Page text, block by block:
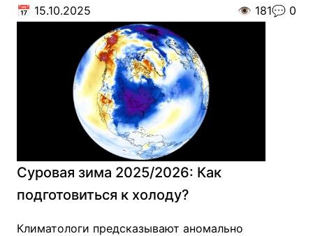
📅 15.10.2025 👁️ 181💬 0
Суровая зима 2025/2026: Как
подготовиться к холоду?
Климатологи предсказывают аномально